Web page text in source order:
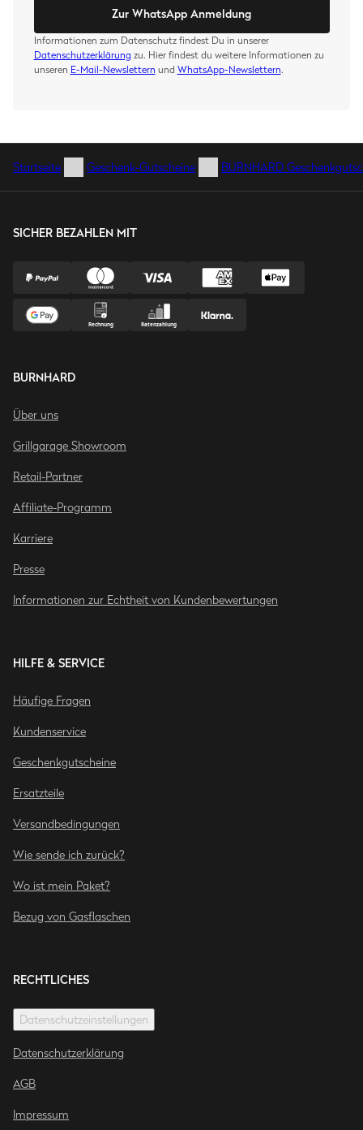
Zur WhatsApp Anmeldung
Informationen zum Datenschutz findest Du in unserer
Datenschutzerklärung zu. Hier findest du weitere Informationen zu
unseren E-Mail-Newslettern und WhatsApp-Newslettern.
Startseite Geschenk-Gutscheine BURNHARD
SICHER BEZAHLEN MIT
BURNHARD
Über uns
Grillgarage Showroom
Retail-Partner
Affiliate-Programm
Karriere
Presse
Informationen zur Echtheit von Kundenbewertungen
HILFE & SERVICE
Häufige Fragen
Kundenservice
Geschenkgutscheine
Ersatzteile
Versandbedingungen
Wie sende ich zurück?
Wo ist mein Paket?
Bezug von Gasflaschen
RECHTLICHES
Datenschutzeinstellungen
Datenschutzerklärung
AGB
Impressum